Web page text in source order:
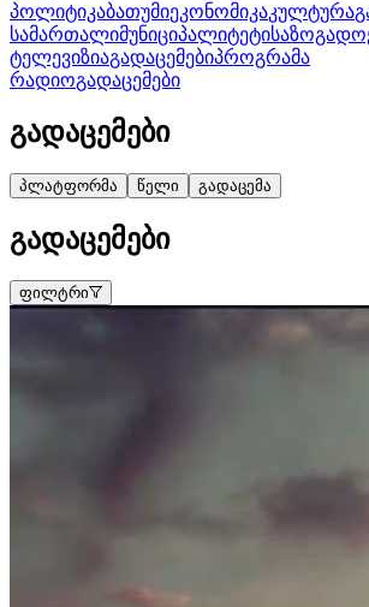
პოლიტიკაბათუმიეკონომიკაკულტურა
სამართალიმუნიციპალიტეტი
ტელევიზიაგადაცემებიპროგრამა
რადიოგადაცემები
გადაცემები
პლატფორმა წელი გადაცემა
გადაცემები
ფილტრი